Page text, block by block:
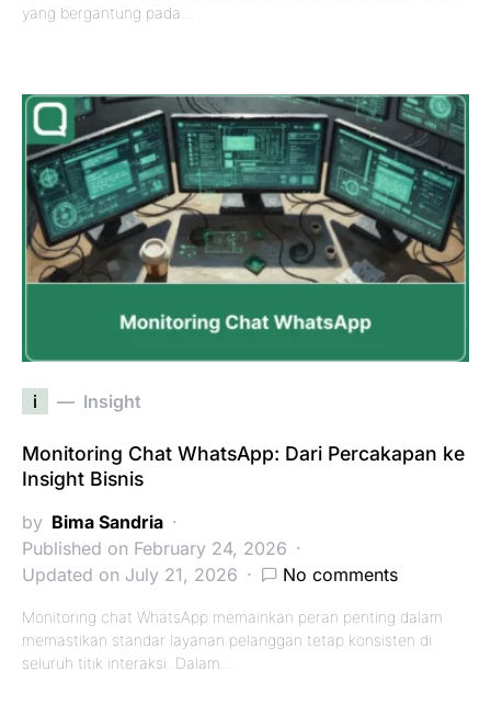
yang bergantung pada…
i Insight
Monitoring Chat WhatsApp: Dari Percakapan ke
Insight Bisnis
by Bima Sandria
Published on February 24, 2026
Updated on July 21, 2026
No comments
Monitoring chat WhatsApp memainkan peran penting dalam
memastikan standar layanan pelanggan tetap konsisten di
seluruh titik interaksi. Dalam…